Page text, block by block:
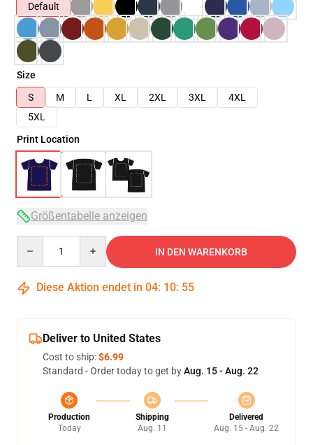
Default
Size
S
M L XL 2XL 3XL
4XL
5XL
Print Location
Größentabelle anzeigen
IN DEN WARENKORB
Diese Aktion endet in 04: 10: 54
Deliver to United States
Cost to ship:$6.99
Standard - Order today to get byAug. 15 - Aug. 22
Production
Today
Shipping
Aug. 11
Delivered
Aug. 15 - Aug. 22